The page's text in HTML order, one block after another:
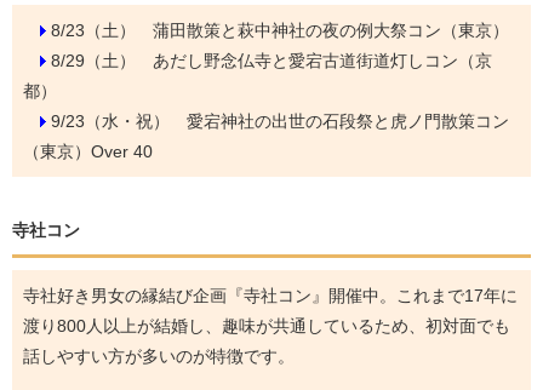
8/23（土） 蒲田散策と萩中神社の夜の例大祭コン（東京）
8/29（土） あだし野念仏寺と愛宕古道街道灯しコン（京
都）
9/23（水・祝） 愛宕神社の出世の石段祭と虎ノ門散策コン
（東京）Over 40
寺社コン
寺社好き男女の縁結び企画『寺社コン』開催中。これまで17年に
渡り800人以上が結婚し、趣味が共通しているため、初対面でも
話しやすい方が多いのが特徴です。